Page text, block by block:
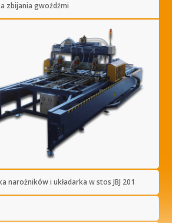
zbijania gwoźdźmi
narożników i układarka w stos JBJ 201